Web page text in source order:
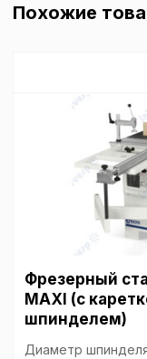
Похожие
Фрезерный
MAXI (с
шпинделем)
Диаметр